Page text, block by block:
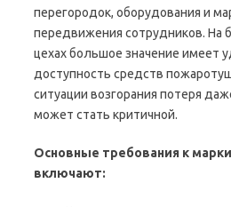
перегородок, оборудования и
передвижения сотрудников. На
цехах большое значение имеет
доступность средств
ситуации возгорания потеря
может стать критичной.
Основные требования к
включают: